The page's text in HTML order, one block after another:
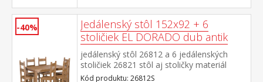
-40%
Jedálenský stôl 152x92 + 6
stoličiek EL DORADO dub antik
jedálenský stôl 26812 a 6 jedálenských
stoličiek 26821 stôl aj stoličky materiál
masív borovica, farebné prevedenie dub
Kód produktu: 26812S